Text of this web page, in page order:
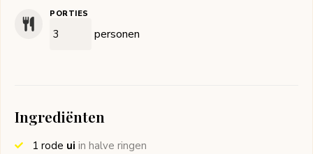
PORTIES
personen
Ingrediënten
1 rode ui in halve ringen